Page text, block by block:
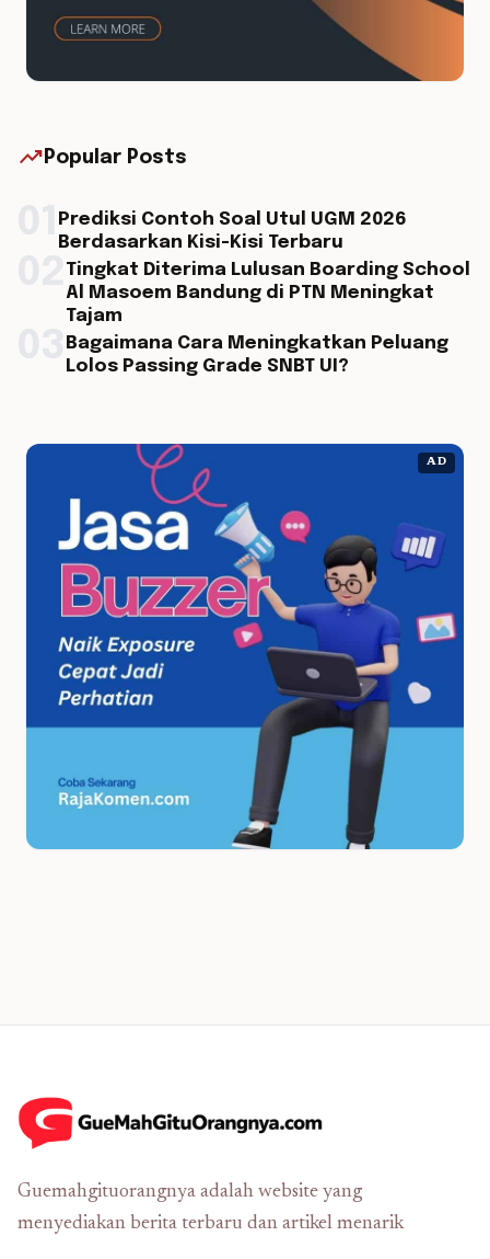
trending_up Popular Posts
Prediksi Contoh Soal Utul UGM 2026
Berdasarkan Kisi-Kisi Terbaru
Tingkat Diterima Lulusan Boarding School
Al Masoem Bandung di PTN Meningkat
Tajam
Bagaimana Cara Meningkatkan Peluang
Lolos Passing Grade SNBT UI?
AD
Guemahgituorangnya adalah website yang
menyediakan berita terbaru dan artikel menarik